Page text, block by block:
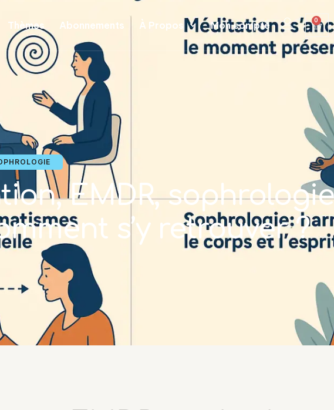
Thèmes Abonnements À Propos Mon compte 0
EMDR,
s’y retrouver ?